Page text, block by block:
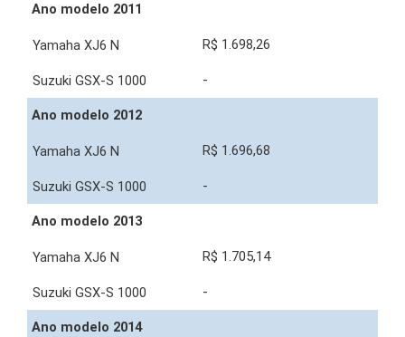
Ano modelo 2011
R$ 1.698,26
-
Ano modelo 2012
R$ 1.696,68
-
Ano modelo 2013
R$ 1.705,14
-
Ano modelo 2014